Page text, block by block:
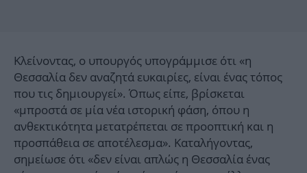
Κλείνοντας, ο υπουργός υπογράμμισε ότι «η
Θεσσαλία δεν αναζητά ευκαιρίες, είναι ένας τόπος
που τις δημιουργεί». Όπως είπε, βρίσκεται
«μπροστά σε μία νέα ιστορική φάση, όπου η
ανθεκτικότητα μετατρέπεται σε προοπτική και η
προσπάθεια σε αποτέλεσμα». Καταλήγοντας,
σημείωσε ότι «δεν είναι απλώς η Θεσσαλία ένας